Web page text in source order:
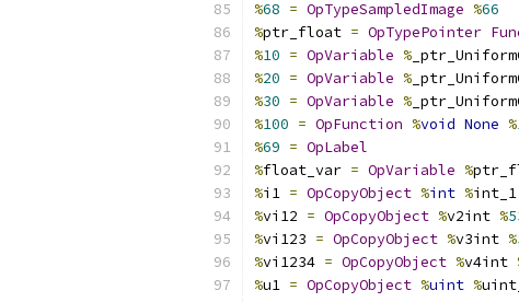
%68 = OpTypeSampledImage %66
%ptr_float = OpTypePointer
%10 = OpVariable %
%20 = OpVariable %
%30 = OpVariable %
%100 = OpFunction %void None %
%69 = OpLabel
%float_var = OpVariable %
%i1 = OpCopyObject %int %int_1
%vi12 = OpCopyObject %v2int %
%vi123 = OpCopyObject %v3int %
%vi1234 = OpCopyObject %v4int
%u1 = OpCopyObject %uint %